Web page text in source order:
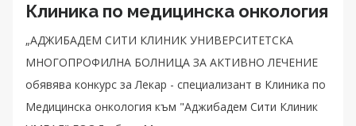
Клиника по медицинска онкология
„АДЖИБАДЕМ СИТИ КЛИНИК УНИВЕРСИТЕТСКА
МНОГОПРОФИЛНА БОЛНИЦА ЗА АКТИВНО ЛЕЧЕНИЕ
обявява конкурс за Лекар - специализант в Клиника по
Медицинска онкология към "Аджибадем Сити Клиник